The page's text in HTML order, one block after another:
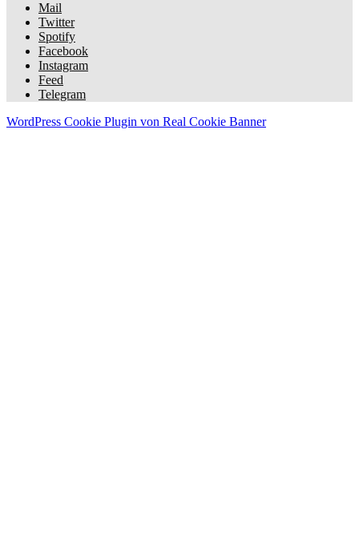
Mail
Twitter
Spotify
Facebook
Instagram
Feed
Telegram
WordPress Cookie Plugin von Real Cookie Banner